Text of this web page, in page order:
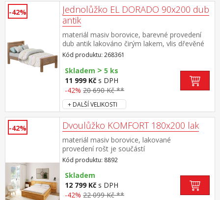
-42%
Jednolůžko EL DORADO 90x200 dub
antik
materiál masiv borovice, barevné provedení
dub antik lakováno čirým lakem, vlis dřevěné
struktury cena bez roštu a
matrace doporučený rozměr matrace 90 × 200
cm a rošt R1 součást sestavy EL DORADO
Kód produktu: 268361
Skladem > 5 ks
11 999 Kč s DPH
-42% 20 690 Kč **
+ DALŠÍ VELIKOSTI
-42% Dvoulůžko KOMFORT 180x200 lak
materiál masiv borovice, lakované
provedení rošt je součástí
dodávky doporučený rozměr matrace 180 ×
200 cm nebo 2 kusy 90 × 200 cm vhodný
doplněk úložný prostor 8893
Kód produktu: 8892
Skladem
12 799 Kč s DPH
-42% 22 099 Kč **